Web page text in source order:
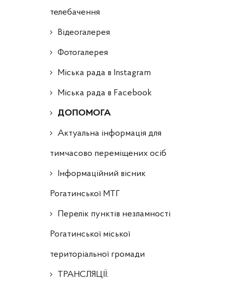
телебачення
Відеогалерея
Фотогалерея
Міська рада в Instagram
Міська рада в Facebook
ДОПОМОГА
Актуальна інформація для
тимчасово переміщених осіб
Інформаційний вісник
Рогатинської МТГ
Перелік пунктів незламності
Рогатинської міської
територіальної громади
ТРАНСЛЯЦІЇ: